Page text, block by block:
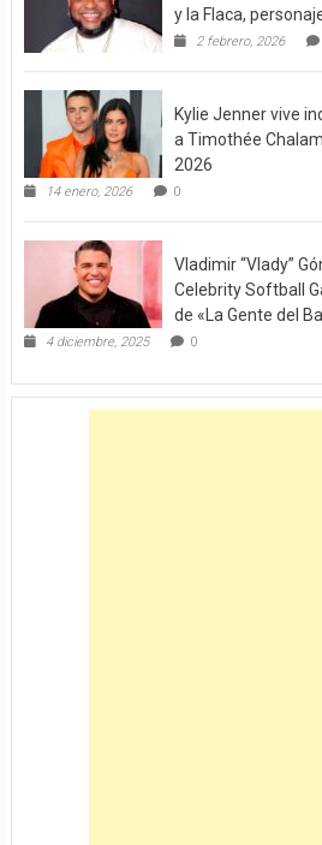
y la Flaca,
2 febrero, 2026
Kylie Jenner vive
a Timothée
2026
14 enero, 2026 0
Vladimir “Vlady”
Celebrity Softball
de «La Gente del
4 diciembre, 2025 0